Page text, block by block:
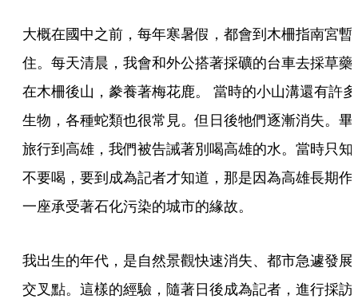
大概在國中之前，每年寒暑假，都會到木柵指南宮暫
住。每天清晨，我會和外公搭著採礦的台車去採草藥
在木柵後山，豢養著梅花鹿。 當時的小山溝還有許多
生物，各種蛇類也很常見。但日後牠們逐漸消失。畢
旅行到高雄，我們被告誡著別喝高雄的水。當時只知
不要喝，要到成為記者才知道，那是因為高雄長期作
一座承受著石化污染的城市的緣故。
我出生的年代，是自然景觀快速消失、都市急遽發展
交叉點。這樣的經驗，隨著日後成為記者，進行採訪